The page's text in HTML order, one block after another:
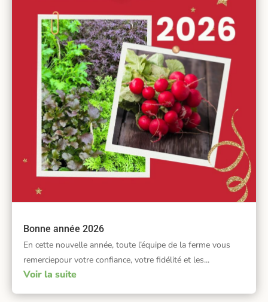
Bonne année 2026
En cette nouvelle année, toute l’équipe de la ferme vous
remerciepour votre confiance, votre fidélité et les...
Voir la suite